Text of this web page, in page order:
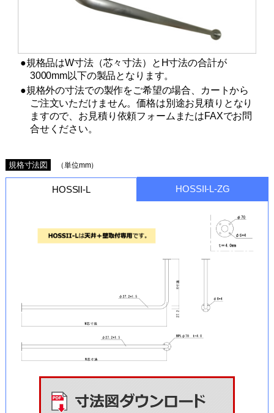
●規格品はW寸法（芯々寸法）とH寸法の合計が
3000mm以下の製品となります。
●規格外の寸法での製作をご希望の場合、カートから
ご注文いただけません。価格は別途お見積りとなり
ますので、お見積り依頼フォームまたはFAXでお問
合せください。
規格寸法図 （単位mm）
HOSSII-L HOSSII-L-ZG